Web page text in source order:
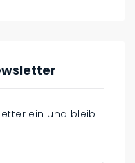
ein und bleib